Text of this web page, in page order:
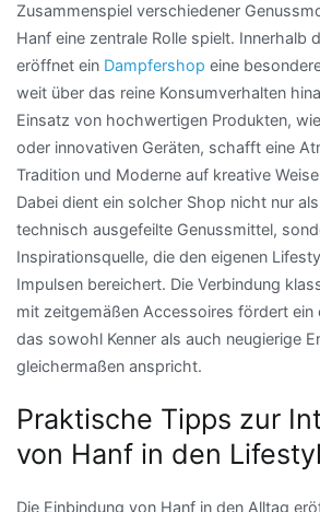
Zusammenspiel verschiedener
Hanf eine zentrale Rolle spielt. Innerhalb
eröffnet ein Dampfershop eine
weit über das reine Konsumverhalten
Einsatz von hochwertigen Produkten,
oder innovativen Geräten, schafft eine
Tradition und Moderne auf kreative
Dabei dient ein solcher Shop nicht nur
technisch ausgefeilte Genussmittel,
Inspirationsquelle, die den eigenen
Impulsen bereichert. Die Verbindung
mit zeitgemäßen Accessoires fördert ein
das sowohl Kenner als auch neugierige
gleichermaßen anspricht.
Praktische Tipps zur
von Hanf in den
Die Einbindung von Hanf in den Alltag